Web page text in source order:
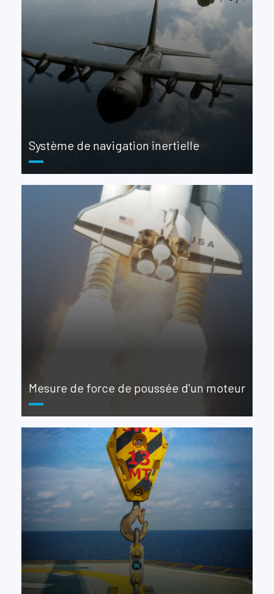
Système de navigation inertielle
Mesure de force de poussée d'un moteur